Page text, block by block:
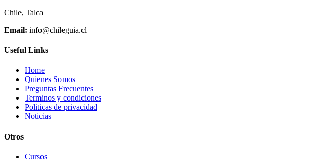
Chile, Talca
Email: info@chileguia.cl
Useful Links
Home
Quienes Somos
Preguntas Frecuentes
Terminos y condiciones
Politicas de privacidad
Noticias
Otros
Cursos